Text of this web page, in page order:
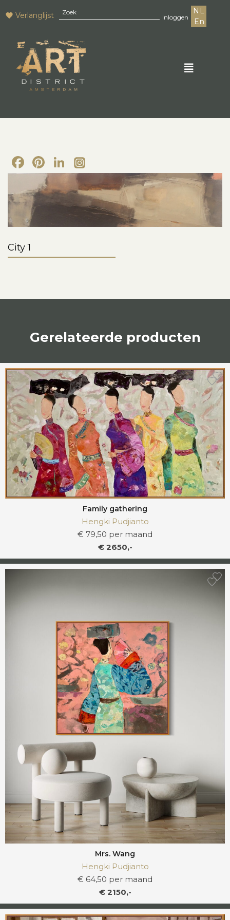
Verlanglijst Inloggen
NL
En
Facebook
Pinterest
LinkedIn
City 1
Gerelateerde producten
Family gathering
Hengki Pudjianto
€ 79,50 per maand
€ 2650,-
Mrs. Wang
Hengki Pudjianto
€ 64,50 per maand
€ 2150,-